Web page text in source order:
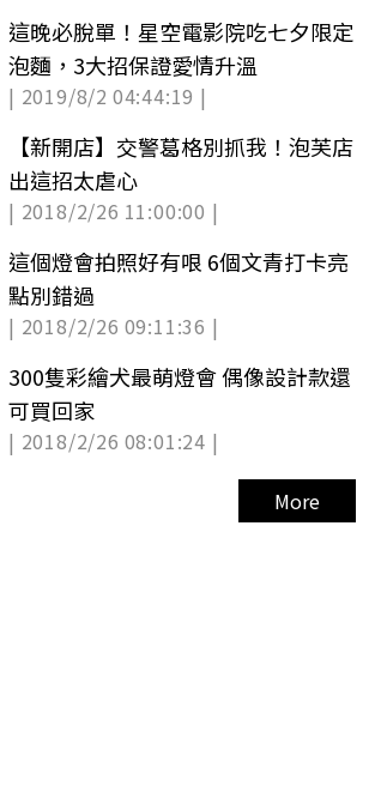
這晚必脫單！星空電影院吃七夕限定
泡麵，3大招保證愛情升溫
| 2019/8/2 04:44:19 |
【新開店】交警葛格別抓我！泡芙店
出這招太虐心
| 2018/2/26 11:00:00 |
這個燈會拍照好有哏 6個文青打卡亮
點別錯過
| 2018/2/26 09:11:36 |
300隻彩繪犬最萌燈會 偶像設計款還
可買回家
| 2018/2/26 08:01:24 |
More